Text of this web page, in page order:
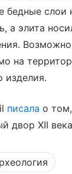
бедные слои
а элита
на
изделия.
писала о
двор XII